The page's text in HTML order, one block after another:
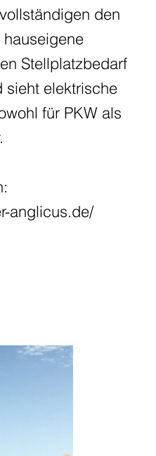
den
Stellplatzbedarf
sieht elektrische
für PKW als
anglicus.de/